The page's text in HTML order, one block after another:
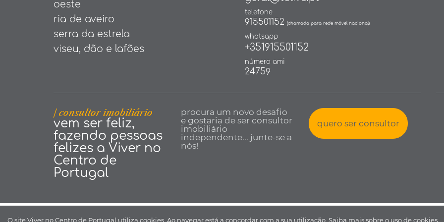
oeste
ria de aveiro
serra da estrela
viseu, dão e lafões
telefone
915501152 (chamada para rede móvel nacional)
whatsapp
+351915501152
número ami
24759
| consultor imobiliário
vem ser feliz,
fazendo pessoas
felizes a Viver no
Centro de
Portugal
procura um novo desafio
e gostaria de ser consultor
imobiliário
independente... junte-se a
nós!
quero ser consultor
Viver no Centro de Portugal © todos os direitos reservados •Política de Privacidade• Livro de
O site Viver no Centro de Portugal utiliza cookies. Ao navegar está a concordar com a sua utilização. Saiba mais sobre o uso de cookies.